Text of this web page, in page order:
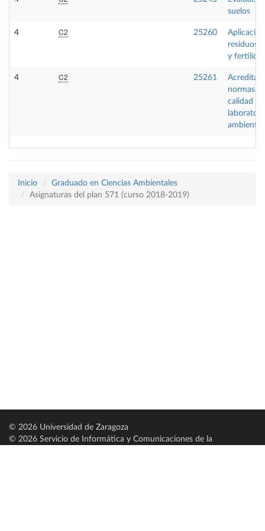
suelos
4 C2 25260
residuos
y
4 C2 25261
normas
calidad en
Inicio
Graduado en Ciencias Ambientales
Asignaturas del plan 571 (curso 2018-2019)
© 2026 Universidad de Zaragoza
© 2026 Servicio de Informática y Comunicaciones de la